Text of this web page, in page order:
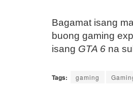
Bagamat isang
buong gaming
isang GTA 6 na
Tags: gaming